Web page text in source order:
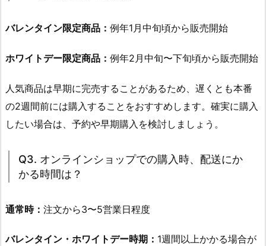
バレンタイン限定商品： 例年1月中旬頃から販売開始
ホワイトデー限定商品： 例年2月中旬〜下旬頃から販売開始
人気商品は早期に完売することがあるため、遅くとも本番
の2週間前には購入することをおすすめします。確実に購入
したい場合は、予約や早期購入を検討しましょう。
Q3. オンラインショップでの購入時、配送にか
かる時間は？
通常時： 注文から3〜5営業日程度
バレンタイン・ホワイトデー時期： 1週間以上かかる場合が